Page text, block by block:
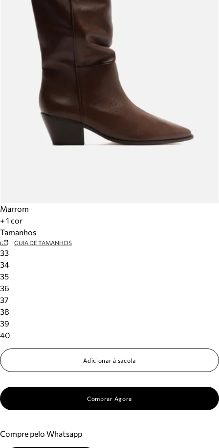
Marrom
+ 1 cor
Tamanhos
GUIA DE TAMANHOS
33
34
35
36
37
38
39
40
Adicionar à sacola
Comprar Agora
Compre pelo Whatsapp